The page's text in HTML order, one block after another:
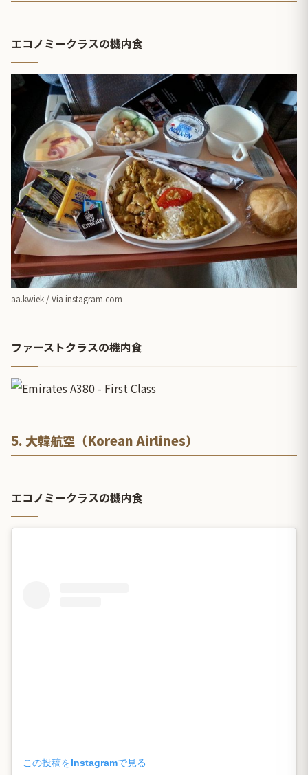
エコノミークラスの機内食
aa.kwiek / Via instagram.com
ファーストクラスの機内食
5. 大韓航空（Korean Airlines）
エコノミークラスの機内食
この投稿をInstagramで見る